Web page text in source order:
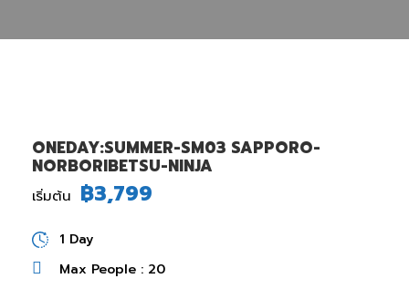
ONEDAY:SUMMER-SM03 SAPPORO-
NORBORIBETSU-NINJA
เริ่มต้น ฿3,799
1 Day
Max People : 20